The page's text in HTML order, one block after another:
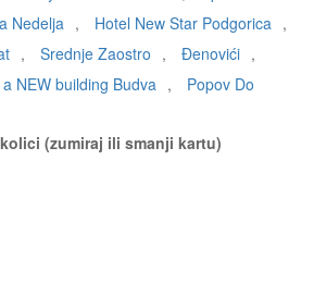
Nedelja , Hotel New Star Podgorica ,
, Srednje Zaostro , Đenovići ,
NEW building Budva , Popov Do
(zumiraj ili smanji kartu)